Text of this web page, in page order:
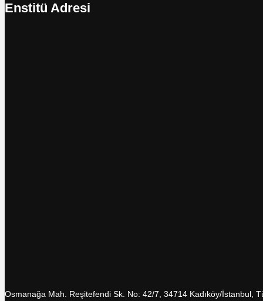
Enstitü Adresi
Osmanağa Mah. Reşitefendi Sk. No: 42/7, 34714 Kadıköy/İstanbul,